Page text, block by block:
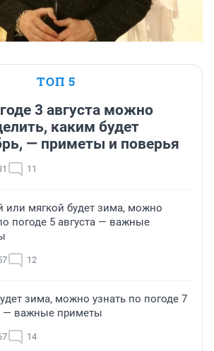
ТОП 5
3 августа можно
каким будет
— приметы и поверья
11
или мягкой будет зима, можно
погоде 5 августа — важные
12
зима, можно узнать по погоде 7
— важные приметы
14